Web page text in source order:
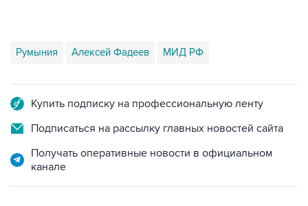
Румыния Алексей Фадеев МИД РФ
Купить подписку на профессиональную ленту
Подписаться на рассылку главных новостей сайта
Получать оперативные новости в официальном
канале